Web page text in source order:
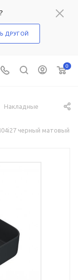
ДРУГОЙ
0
Накладные
черный матовый